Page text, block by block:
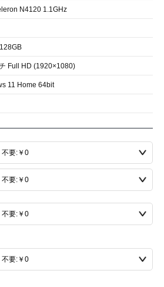
N4120 1.1GHz
Full HD (1920×1080)
11 Home 64bit